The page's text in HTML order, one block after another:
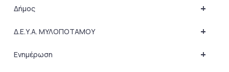
+
Δήμος
+
Δ.Ε.Υ.Α. ΜΥΛΟΠΟΤΑΜΟΥ
+
Ενημέρωση